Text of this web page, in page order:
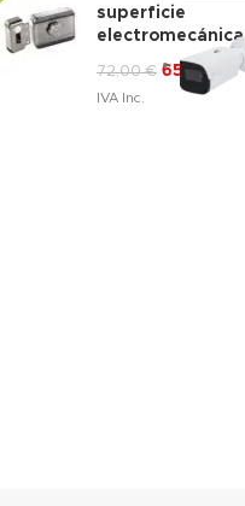
superficie
electromecánica
72,00€ 65,00
IVA Inc.